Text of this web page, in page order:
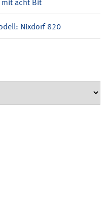
mit acht Bit
Nixdorf 820